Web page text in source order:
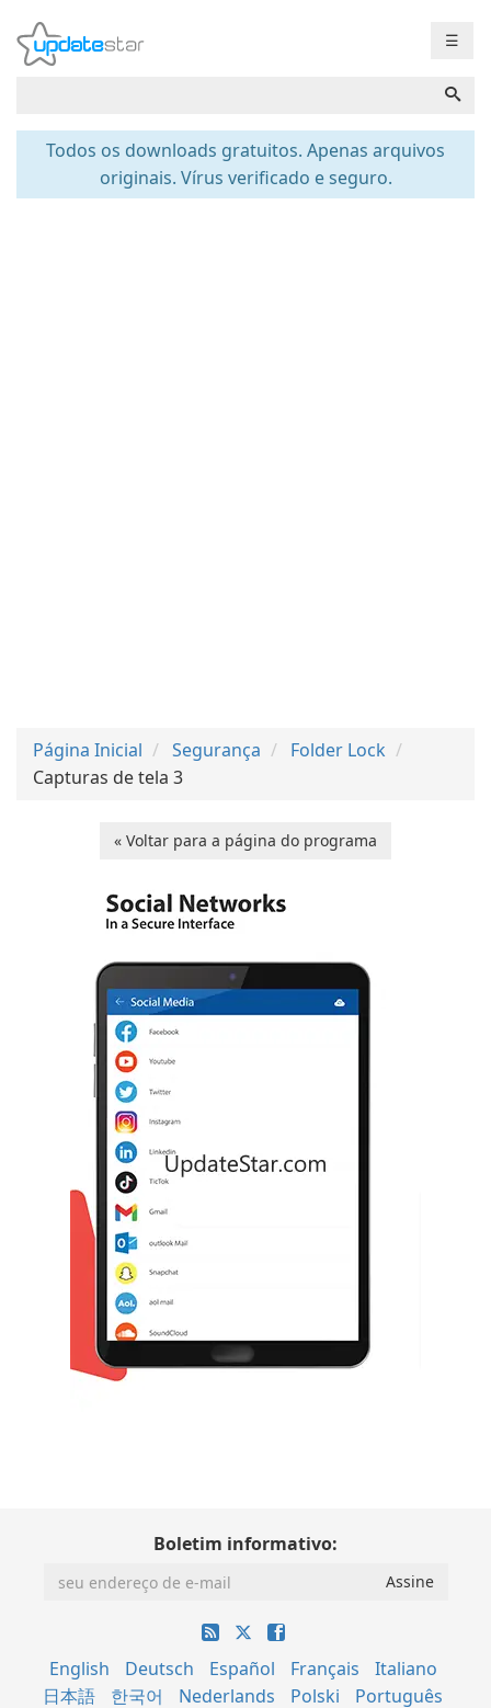
☰
Todos os downloads gratuitos. Apenas arquivos
originais. Vírus verificado e seguro.
Página Inicial Segurança
Folder Lock
Capturas de tela 3
« Voltar para a página do programa
Boletim informativo:
English Deutsch Español Français
Italiano
日本語
한국어 Nederlands Polski
Português